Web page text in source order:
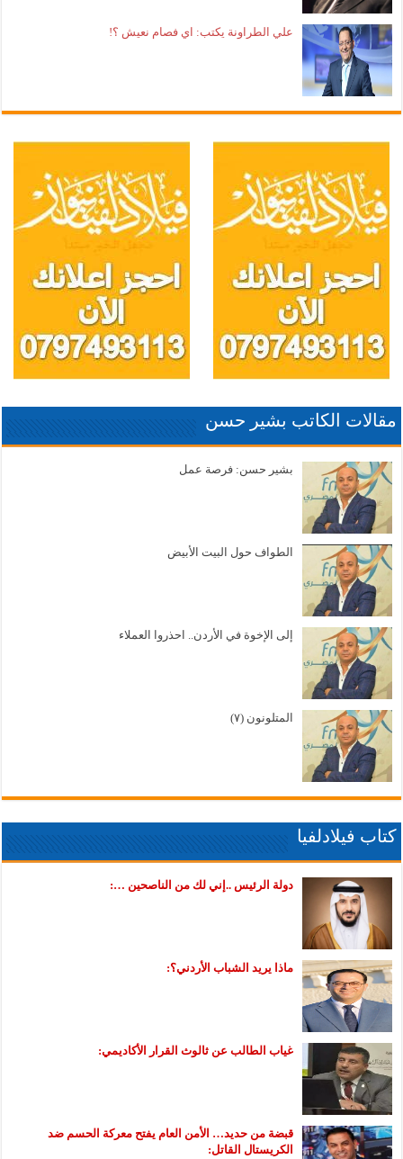
علي الطراونة يكتب: اي فصام نعيش ؟!
مقالات الكاتب بشير حسن
بشير حسن: فرصة عمل
الطواف حول البيت الأبيض
إلى الإخوة في الأردن.. احذروا العملاء
المتلونون (٧)
كتاب فيلادلفيا
دولة الرئيس ..إني لك من الناصحين …:
ماذا يريد الشباب الأردني؟:
غياب الطالب عن ثالوث القرار الأكاديمي:
قبضة من حديد… الأمن العام يفتح معركة الحسم ضد
الكريستال القاتل: